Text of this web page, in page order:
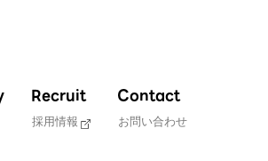
Recruit
採用情報
Contact
お問い合わせ